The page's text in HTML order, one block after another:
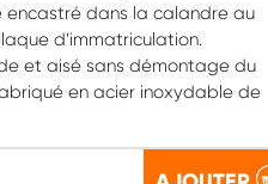
encastré dans la calandre au
d’immatriculation.
et aisé sans démontage du
en acier inoxydable de